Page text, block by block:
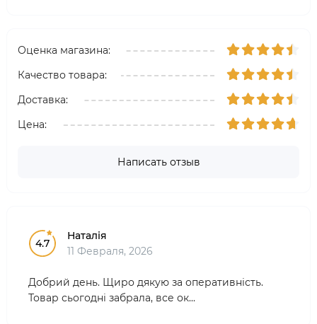
Оценка магазина:
Качество товара:
Доставка:
Цена:
Написать отзыв
4.7
Наталія
11 Февраля, 2026
Добрий день. Щиро дякую за оперативність.
Товар сьогодні забрала, все ок...